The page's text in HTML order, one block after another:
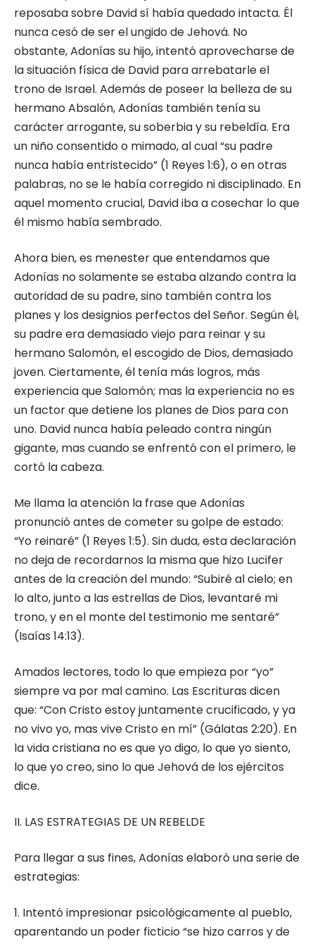
reposaba sobre David sí había quedado intacta. Él
nunca cesó de ser el ungido de Jehová. No
obstante, Adonías su hijo, intentó aprovecharse de
la situación física de David para arrebatarle el
trono de Israel. Además de poseer la belleza de su
hermano Absalón, Adonías también tenía su
carácter arrogante, su soberbia y su rebeldía. Era
un niño consentido o mimado, al cual “su padre
nunca había entristecido” (1 Reyes 1:6), o en otras
palabras, no se le había corregido ni disciplinado. En
aquel momento crucial, David iba a cosechar lo que
él mismo había sembrado.
Ahora bien, es menester que entendamos que
Adonías no solamente se estaba alzando contra la
autoridad de su padre, sino también contra los
planes y los designios perfectos del Señor. Según él,
su padre era demasiado viejo para reinar y su
hermano Salomón, el escogido de Dios, demasiado
joven. Ciertamente, él tenía más logros, más
experiencia que Salomón; mas la experiencia no es
un factor que detiene los planes de Dios para con
uno. David nunca había peleado contra ningún
gigante, mas cuando se enfrentó con el primero, le
cortó la cabeza.
Me llama la atención la frase que Adonías
pronunció antes de cometer su golpe de estado:
“Yo reinaré” (1 Reyes 1:5). Sin duda, esta declaración
no deja de recordarnos la misma que hizo Lucifer
antes de la creación del mundo: “Subiré al cielo; en
lo alto, junto a las estrellas de Dios, levantaré mi
trono, y en el monte del testimonio me sentaré”
(Isaías 14:13).
Amados lectores, todo lo que empieza por “yo”
siempre va por mal camino. Las Escrituras dicen
que: “Con Cristo estoy juntamente crucificado, y ya
no vivo yo, mas vive Cristo en mí” (Gálatas 2:20). En
la vida cristiana no es que yo digo, lo que yo siento,
lo que yo creo, sino lo que Jehová de los ejércitos
dice.
II. LAS ESTRATEGIAS DE UN REBELDE
Para llegar a sus fines, Adonías elaboró una serie de
estrategias:
1. Intentó impresionar psicológicamente al pueblo,
aparentando un poder ficticio “se hizo carros y de